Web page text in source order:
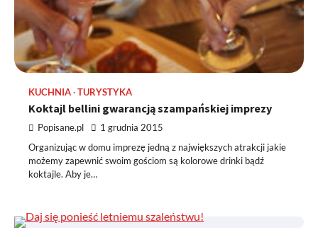
KUCHNIA TURYSTYKA
Koktajl bellini gwarancją szampańskiej imprezy
Popisane.pl 1 grudnia 2015
Organizując w domu imprezę jedną z największych atrakcji jakie
możemy zapewnić swoim gościom są kolorowe drinki bądź
koktajle. Aby je…